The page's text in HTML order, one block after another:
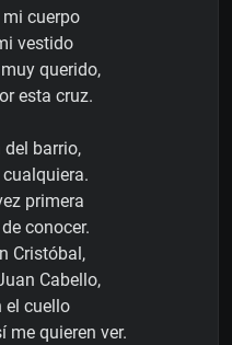
cuerpo
vestido
muy querido,
esta cruz.
barrio,
primera
conocer.
Cristóbal,
Cabello,
el cuello
me quieren ver.